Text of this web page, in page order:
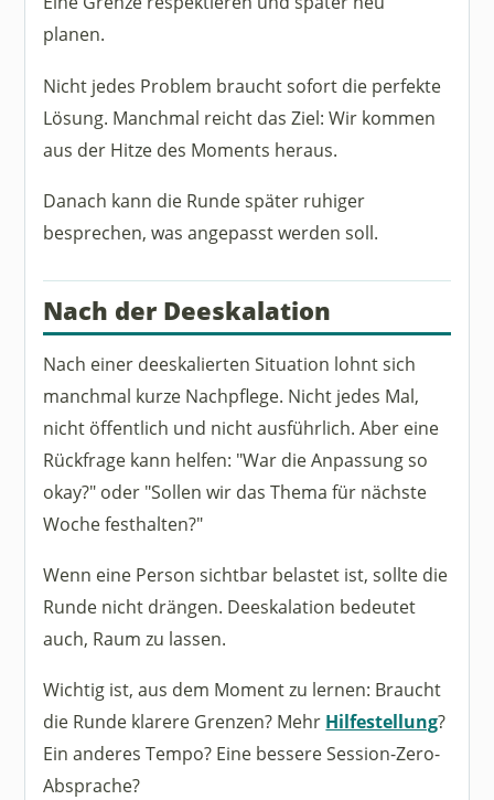
planen.
Nicht jedes Problem braucht sofort die perfekte
Lösung. Manchmal reicht das Ziel: Wir kommen
aus der Hitze des Moments heraus.
Danach kann die Runde später ruhiger
besprechen, was angepasst werden soll.
Nach der Deeskalation
Nach einer deeskalierten Situation lohnt sich
manchmal kurze Nachpflege. Nicht jedes Mal,
nicht öffentlich und nicht ausführlich. Aber eine
Rückfrage kann helfen: "War die Anpassung so
okay?" oder "Sollen wir das Thema für nächste
Woche festhalten?"
Wenn eine Person sichtbar belastet ist, sollte die
Runde nicht drängen. Deeskalation bedeutet
auch, Raum zu lassen.
Wichtig ist, aus dem Moment zu lernen: Braucht
die Runde klarere Grenzen? Mehr Hilfestellung?
Ein anderes Tempo? Eine bessere Session-Zero-
Absprache?